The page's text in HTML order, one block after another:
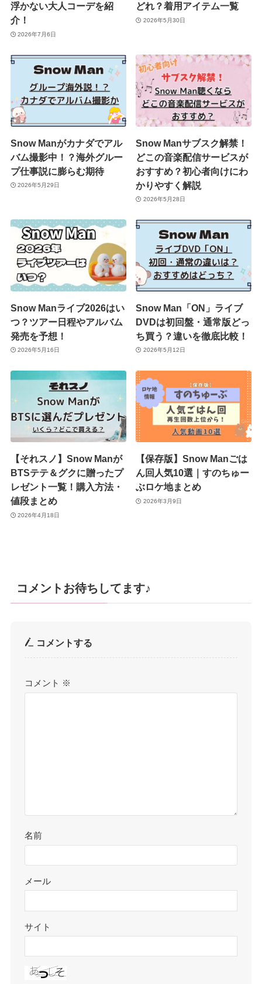
浮かない大人コーデを紹
介！
2026年7月6日
どれ？着用アイテム一覧
2026年5月30日
Snow Manがカナダでアル
バム撮影中！？海外グルー
プ仕事説に膨らむ期待
2026年5月29日
Snow Manサブスク解禁！
どこの音楽配信サービスが
おすすめ？初心者向けにわ
かりやすく解説
2026年5月28日
Snow Manライブ2026はい
つ？ツアー日程やアルバム
発売を予想！
2026年5月16日
Snow Man「ON」ライブ
DVDは初回盤・通常版どっ
ち買う？違いを徹底比較！
2026年5月12日
【それスノ】Snow Manが
BTSテテ＆グクに贈ったプ
レゼント一覧！購入方法・
値段まとめ
2026年4月18日
【保存版】Snow Manごは
ん回人気10選｜すのちゅー
ぶロケ地まとめ
2026年3月9日
コメントお待ちしてます♪
コメントする
コメント ※
名前
メール
サイト